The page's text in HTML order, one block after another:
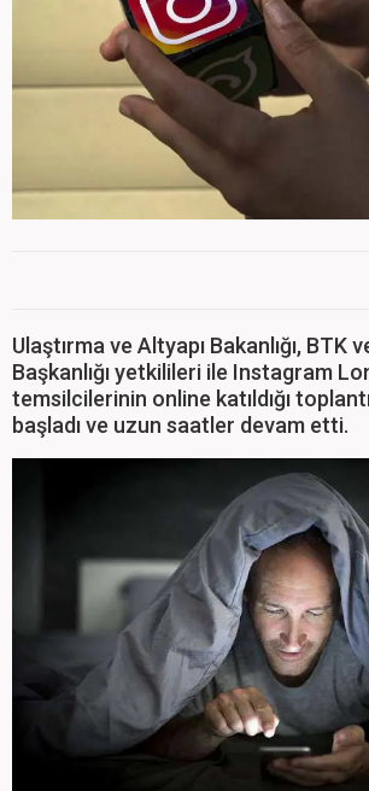
Ulaştırma ve Altyapı Bakanlığı, BTK
Başkanlığı yetkilileri ile Instagram
temsilcilerinin online katıldığı
başladı ve uzun saatler devam etti.